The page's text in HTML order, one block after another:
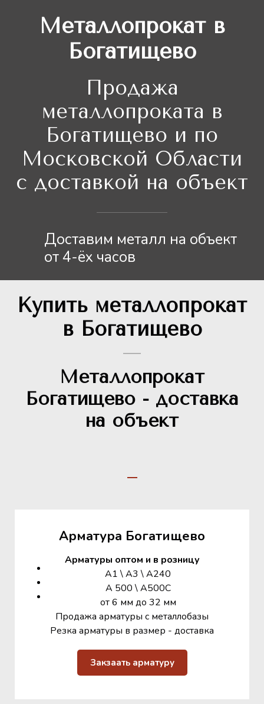
Металлопрокат в
Богатищево
Продажа
металлопроката в
Богатищево и по
Московской Области
с доставкой на объект
Доставим металл на объект
от 4-ёх часов
Купить металлопрокат
в Богатищево
Металлопрокат
Богатищево - доставка
на объект
Арматура Богатищево
Арматуры оптом и в розницу
А1 \ А3 \ А240
А 500 \ А500С
от 6 мм до 32 мм
Продажа арматуры с металлобазы
Резка арматуры в размер - доставка
Закзаать арматуру